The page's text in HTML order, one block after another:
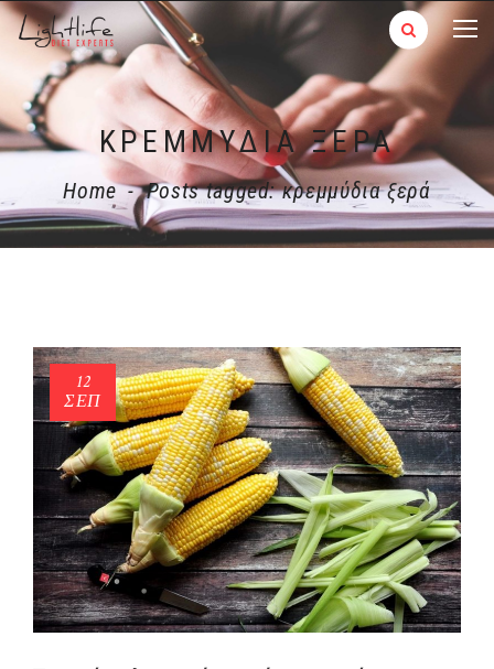
ΚΡΕΜΜΎΔΙΑ ΞΕΡΆ
Home - Posts tagged: κρεμμύδια ξερά
12
ΣΕΠ